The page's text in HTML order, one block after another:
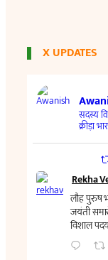
X UPDATES